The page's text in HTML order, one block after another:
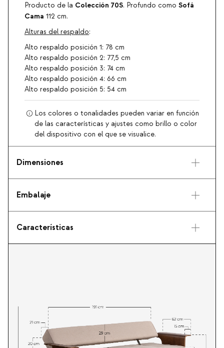
Producto de la Colección 70S. Profundo como Sofá
Cama 112 cm.
Alturas del respaldo:
Alto respaldo posición 1: 78 cm
Alto respaldo posición 2: 77,5 cm
Alto respaldo posición 3: 74 cm
Alto respaldo posición 4: 66 cm
Alto respaldo posición 5: 54 cm
Los colores o tonalidades pueden variar en función
de las características y ajustes como brillo o color
del dispositivo con el que se visualice.
Dimensiones
Embalaje
Características